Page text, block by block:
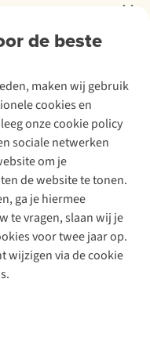
de beste
maken wij gebruik
cookies en
onze cookie policy
sociale netwerken
om je
de website te tonen.
ga je hiermee
te vragen, slaan wij je
voor twee jaar op.
wijzigen via de cookie
voorwaarden